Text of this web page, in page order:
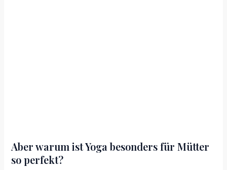
Aber warum ist Yoga besonders für Mütter
so perfekt?